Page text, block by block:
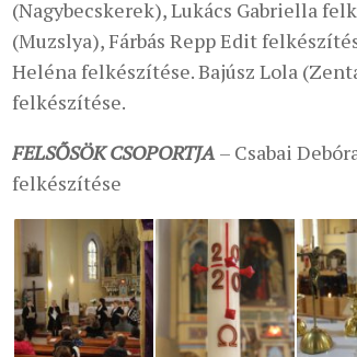
(Nagybecskerek), Lukács Gabriella
(Muzslya), Fárbás Repp Edit
Heléna felkészítése. Bajúsz Lola
felkészítése.
FELSŐSÖK CSOPORTJA – Csabai
felkészítése